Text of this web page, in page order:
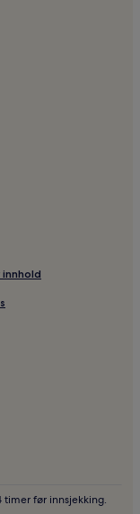
timer før innsjekking.